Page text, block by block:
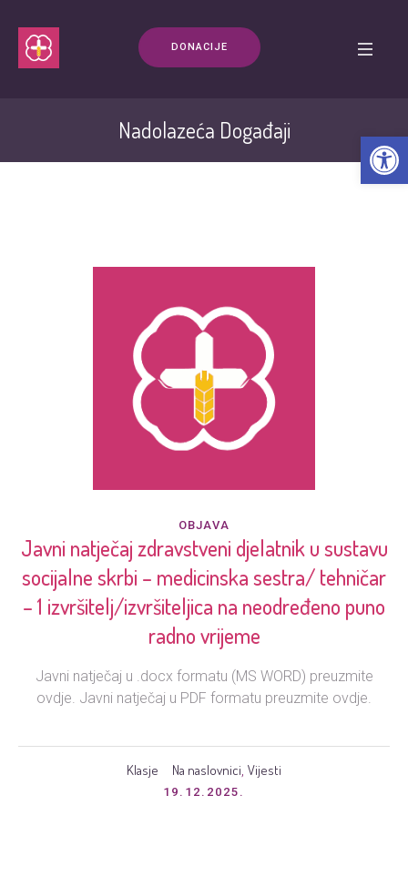
DONACIJE
Nadolazeća Događaji
OBJAVA
Javni natječaj zdravstveni djelatnik u sustavu
socijalne skrbi – medicinska sestra/ tehničar
– 1 izvršitelj/izvršiteljica na neodređeno puno
radno vrijeme
Javni natječaj u .docx formatu (MS WORD) preuzmite
ovdje. Javni natječaj u PDF formatu preuzmite ovdje.
Klasje Na naslovnici, Vijesti
19.12.2025.